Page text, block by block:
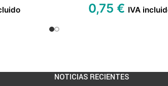
0,75 € IVA
NOTICIAS RECIENTES